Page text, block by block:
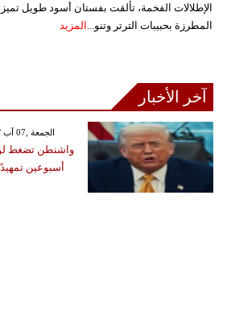
الإطلالات الفخمة، تألقت بفستان أسود طويل
المطرزة بحبيبات الترتر وتنو...
المزيد
آخر الأخبار
GMT 21:29 2026 الجمعة ,07 آب / أغسطس
واشنطن تضغط
أسبوعين